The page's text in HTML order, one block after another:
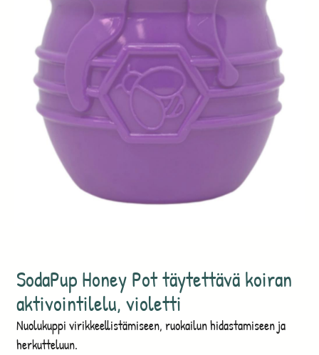
SodaPup Honey Pot täytettävä koiran
aktivointilelu, violetti
Nuolukuppi virikkeellistämiseen, ruokailun hidastamiseen ja
herkutteluun.